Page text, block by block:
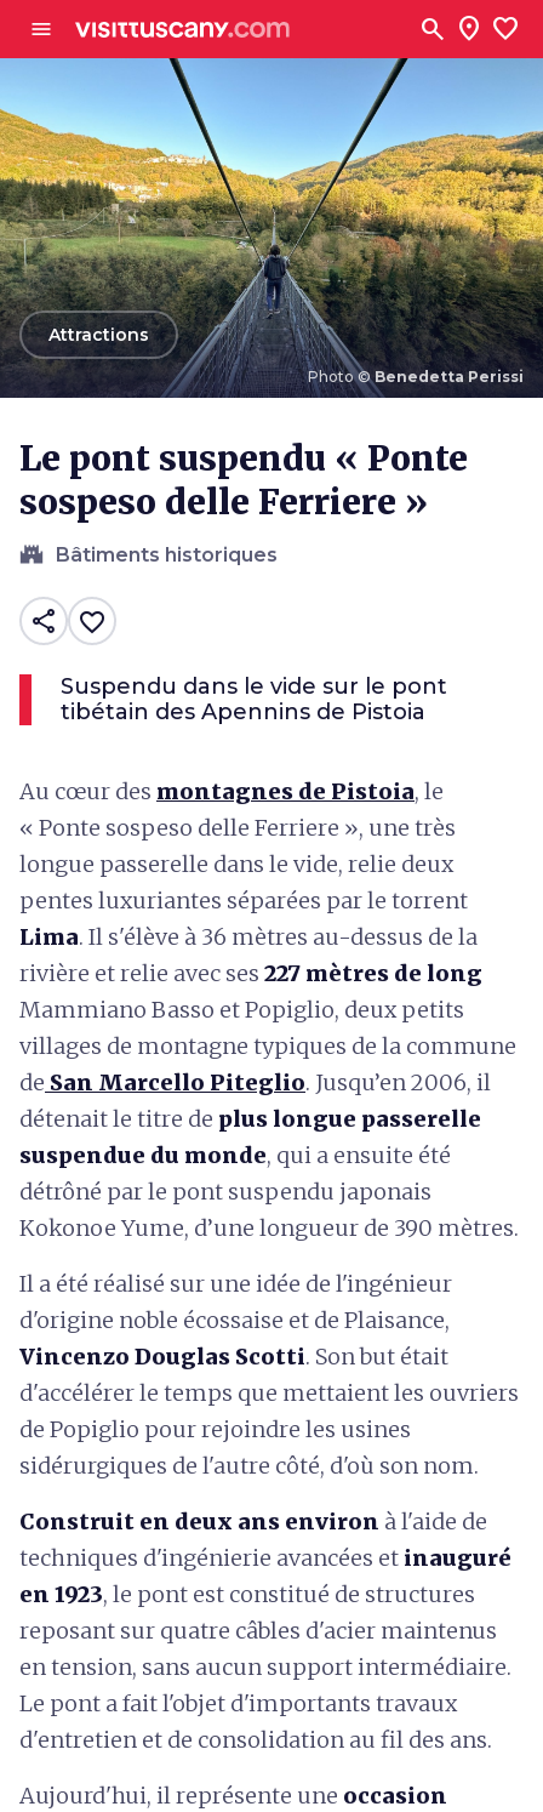
menu search location_on favorite
Photo ©Benedetta Perissi
arrow_backAttractions
Le pont suspendu « Ponte
sospeso delle Ferriere »
castle Bâtiments historiques
share favorite_border
Suspendu dans le vide sur le pont
tibétain des Apennins de Pistoia
Au cœur des montagnes de Pistoia, le
« Ponte sospeso delle Ferriere », une très
longue passerelle dans le vide, relie deux
pentes luxuriantes séparées par le torrent
Lima. Il s'élève à 36 mètres au-dessus de la
rivière et relie avec ses 227 mètres de long
Mammiano Basso et Popiglio, deux petits
villages de montagne typiques de la commune
de San Marcello Piteglio. Jusqu’en 2006, il
détenait le titre de plus longue passerelle
suspendue du monde, qui a ensuite été
détrôné par le pont suspendu japonais
Kokonoe Yume, d’une longueur de 390 mètres.
Il a été réalisé sur une idée de l'ingénieur
d'origine noble écossaise et de Plaisance,
Vincenzo Douglas Scotti. Son but était
d'accélérer le temps que mettaient les ouvriers
de Popiglio pour rejoindre les usines
sidérurgiques de l'autre côté, d'où son nom.
Construit en deux ans environ à l'aide de
techniques d'ingénierie avancées et inauguré
en 1923, le pont est constitué de structures
reposant sur quatre câbles d'acier maintenus
en tension, sans aucun support intermédiaire.
Le pont a fait l'objet d'importants travaux
d'entretien et de consolidation au fil des ans.
Aujourd'hui, il représente une occasion